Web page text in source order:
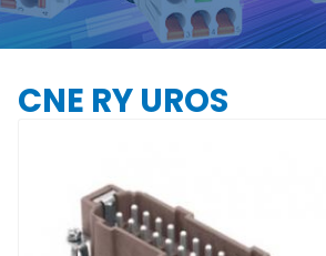
CNE RY UROS